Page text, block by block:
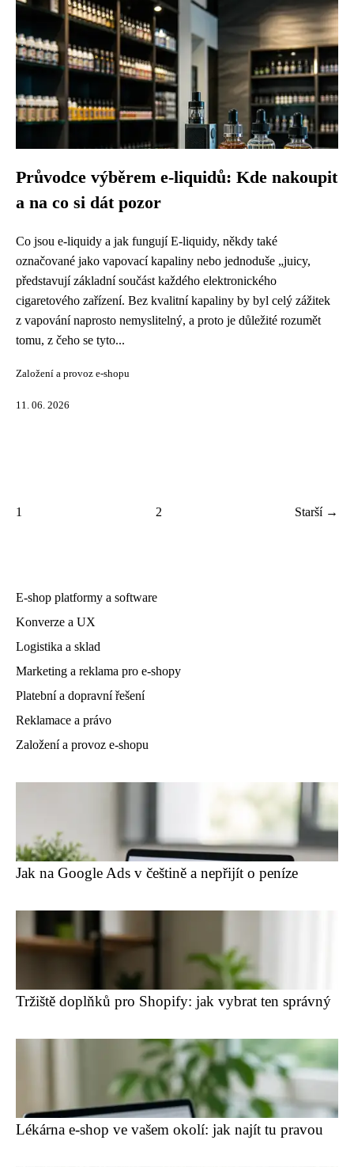
Průvodce výběrem e-liquidů: Kde nakoupit
a na co si dát pozor
Co jsou e-liquidy a jak fungují E-liquidy, někdy také
označované jako vapovací kapaliny nebo jednoduše „juicy,
představují základní součást každého elektronického
cigaretového zařízení. Bez kvalitní kapaliny by byl celý zážitek
z vapování naprosto nemyslitelný, a proto je důležité rozumět
tomu, z čeho se tyto...
Založení a provoz e-shopu
11. 06. 2026
1 2 Starší →
E-shop platformy a software
Konverze a UX
Logistika a sklad
Marketing a reklama pro e-shopy
Platební a dopravní řešení
Reklamace a právo
Založení a provoz e-shopu
Jak na Google Ads v češtině a nepřijít o peníze
Tržiště doplňků pro Shopify: jak vybrat ten správný
Lékárna e-shop ve vašem okolí: jak najít tu pravou